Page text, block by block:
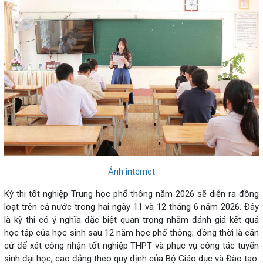
Ảnh internet
Kỳ thi tốt nghiệp Trung học phổ thông năm 2026 sẽ diễn ra đồng
loạt trên cả nước trong hai ngày 11 và 12 tháng 6 năm 2026. Đây
là kỳ thi có ý nghĩa đặc biệt quan trọng nhằm đánh giá kết quả
học tập của học sinh sau 12 năm học phổ thông; đồng thời là căn
cứ để xét công nhận tốt nghiệp THPT và phục vụ công tác tuyển
sinh đại học, cao đẳng theo quy định của Bộ Giáo dục và Đào tạo.